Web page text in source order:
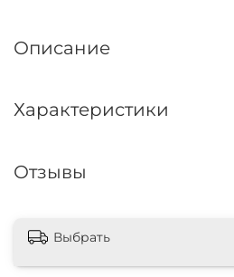
Описание
Характеристики
Отзывы
Выбрать